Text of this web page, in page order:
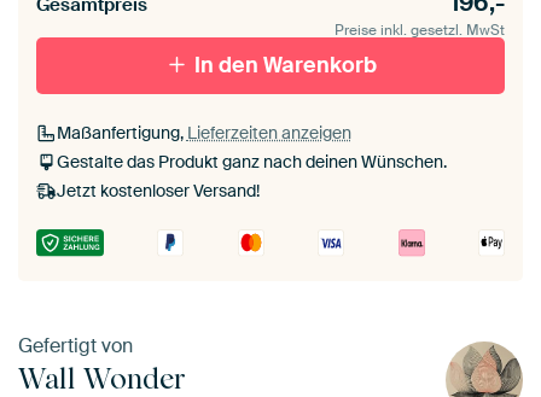
Gesamtpreis
Preise inkl. gesetzl. MwSt
In den Warenkorb
Maßanfertigung, Lieferzeiten anzeigen
Gestalte das Produkt ganz nach deinen Wünschen.
Jetzt kostenloser Versand!
Gefertigt von
Wall Wonder